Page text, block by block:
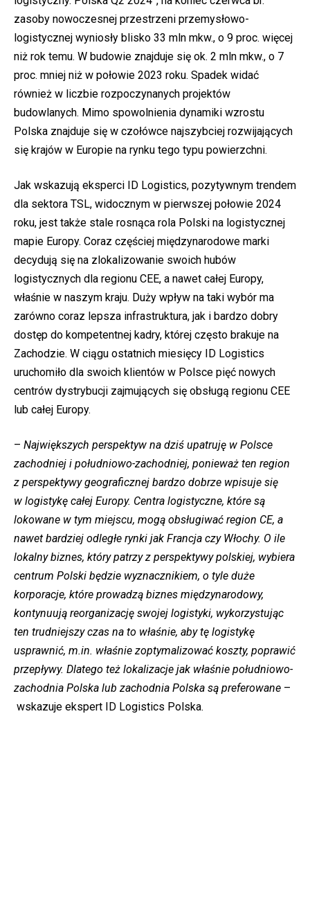
zasoby nowoczesnej przestrzeni przemysłowo-
logistycznej wyniosły blisko 33 mln mkw., o 9 proc. więcej
niż rok temu. W budowie znajduje się ok. 2 mln mkw., o 7
proc. mniej niż w połowie 2023 roku. Spadek widać
również w liczbie rozpoczynanych projektów
budowlanych. Mimo spowolnienia dynamiki wzrostu
Polska znajduje się w czołówce najszybciej rozwijających
się krajów w Europie na rynku tego typu powierzchni.
Jak wskazują eksperci ID Logistics, pozytywnym trendem
dla sektora TSL, widocznym w pierwszej połowie 2024
roku, jest także stale rosnąca rola Polski na logistycznej
mapie Europy. Coraz częściej międzynarodowe marki
decydują się na zlokalizowanie swoich hubów
logistycznych dla regionu CEE, a nawet całej Europy,
właśnie w naszym kraju. Duży wpływ na taki wybór ma
zarówno coraz lepsza infrastruktura, jak i bardzo dobry
dostęp do kompetentnej kadry, której często brakuje na
Zachodzie. W ciągu ostatnich miesięcy ID Logistics
uruchomiło dla swoich klientów w Polsce pięć nowych
centrów dystrybucji zajmujących się obsługą regionu CEE
lub całej Europy.
– Największych perspektyw na dziś upatruję w Polsce
zachodniej i południowo-zachodniej, ponieważ ten region
z perspektywy geograficznej bardzo dobrze wpisuje się
w logistykę całej Europy. Centra logistyczne, które są
lokowane w tym miejscu, mogą obsługiwać region CE, a
nawet bardziej odległe rynki jak Francja czy Włochy. O ile
lokalny biznes, który patrzy z perspektywy polskiej, wybiera
centrum Polski będzie wyznacznikiem, o tyle duże
korporacje, które prowadzą biznes międzynarodowy,
kontynuują reorganizację swojej logistyki, wykorzystując
ten trudniejszy czas na to właśnie, aby tę logistykę
usprawnić, m.in. właśnie zoptymalizować koszty, poprawić
przepływy. Dlatego też lokalizacje jak właśnie południowo-
zachodnia Polska lub zachodnia Polska są preferowane –
wskazuje ekspert ID Logistics Polska.